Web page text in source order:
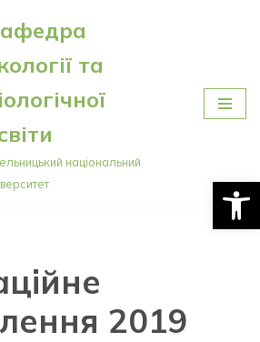
та
національний
2019